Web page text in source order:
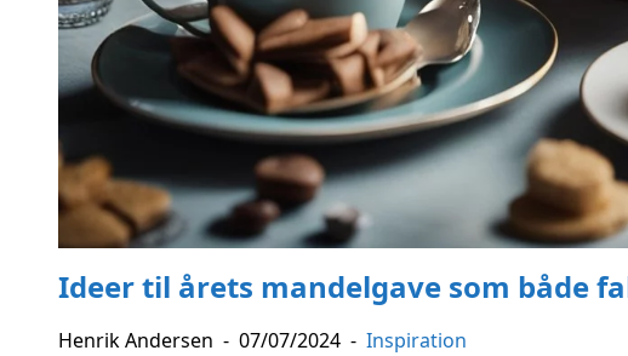
Ideer til årets mandelgave som både
Henrik Andersen - 07/07/2024 - Inspiration